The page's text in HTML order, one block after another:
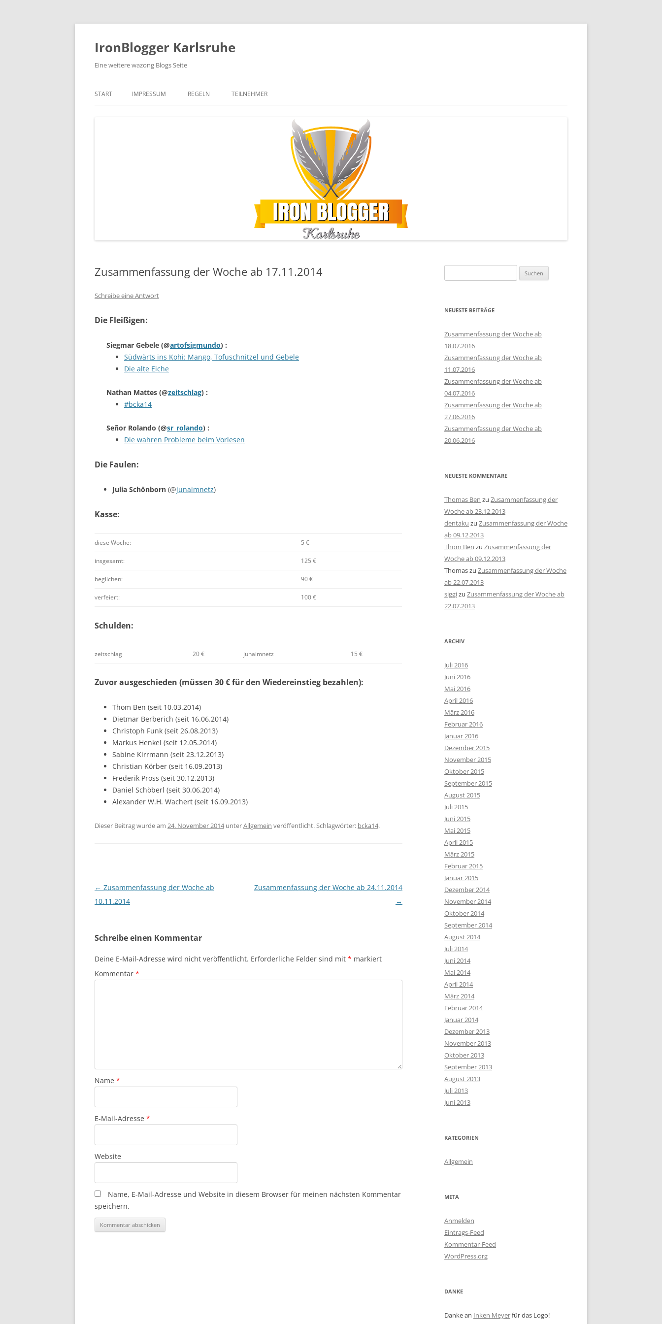
Zum
IronBlogger Karlsruhe
Eine weitere wazong Blogs Seite
START IMPRESSUM REGELN TEILNEHMER
Zusammenfassung der Woche ab 17.11.2014
Schreibe eine Antwort
Die Fleißigen:
Siegmar Gebele (@artofsigmundo) :
Südwärts ins Kohi: Mango, Tofuschnitzel und Gebele
Die alte Eiche
Nathan Mattes (@zeitschlag) :
#bcka14
Señor Rolando (@sr_rolando) :
Die wahren Probleme beim Vorlesen
Die Faulen:
Julia Schönborn (@junaimnetz)
Kasse:
diese Woche: 5 €
insgesamt: 125 €
beglichen: 90 €
verfeiert: 100 €
Schulden:
zeitschlag 20 € junaimnetz 15 €
Zuvor ausgeschieden (müssen 30 € für den Wiedereinstieg bezahlen):
Thom Ben (seit 10.03.2014)
Dietmar Berberich (seit 16.06.2014)
Christoph Funk (seit 26.08.2013)
Markus Henkel (seit 12.05.2014)
Sabine Kirrmann (seit 23.12.2013)
Christian Körber (seit 16.09.2013)
Frederik Pross (seit 30.12.2013)
Daniel Schöberl (seit 30.06.2014)
Alexander W.H. Wachert (seit 16.09.2013)
Dieser Beitrag wurde am 24. November 2014unterAllgemein veröffentlicht. Schlagwörter: bcka14.
Beitragsnavigation
← Zusammenfassung der Woche ab
10.11.2014
Zusammenfassung der Woche ab 24.11.2014
→
Schreibe einen Kommentar
Deine E-Mail-Adresse wird nicht veröffentlicht. Erforderliche Felder sind mit * markiert
Kommentar *
Name *
E-Mail-Adresse *
Website
Name, E-Mail-Adresse und Website in diesem Browser für meinen nächsten Kommentar
speichern.
nach:
NEUESTE BEITRÄGE
Zusammenfassung der Woche ab
18.07.2016
Zusammenfassung der Woche ab
11.07.2016
Zusammenfassung der Woche ab
04.07.2016
Zusammenfassung der Woche ab
27.06.2016
Zusammenfassung der Woche ab
20.06.2016
NEUESTE KOMMENTARE
Thomas Ben zu Zusammenfassung der
Woche ab 23.12.2013
dentaku zu Zusammenfassung der Woche
ab 09.12.2013
Thom Ben zu Zusammenfassung der
Woche ab 09.12.2013
Thomaszu Zusammenfassung der Woche
ab 22.07.2013
siggizu Zusammenfassung der Woche ab
22.07.2013
ARCHIV
Juli 2016
Juni 2016
Mai 2016
April 2016
März 2016
Februar 2016
Januar 2016
Dezember 2015
November 2015
Oktober 2015
September 2015
August 2015
Juli 2015
Juni 2015
Mai 2015
April 2015
März 2015
Februar 2015
Januar 2015
Dezember 2014
November 2014
Oktober 2014
September 2014
August 2014
Juli 2014
Juni 2014
Mai 2014
April 2014
März 2014
Februar 2014
Januar 2014
Dezember 2013
November 2013
Oktober 2013
September 2013
August 2013
Juli 2013
Juni 2013
KATEGORIEN
Allgemein
META
Anmelden
Eintrags-Feed
Kommentar-Feed
WordPress.org
DANKE
Danke an Inken Meyerfür das Logo!